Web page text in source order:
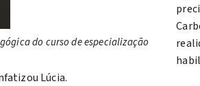
do curso de especialização
Lúcia.